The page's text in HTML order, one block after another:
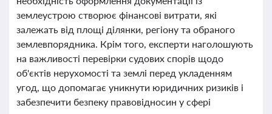
землеустрою створює фінансові витрати, які
залежать від площі ділянки, регіону та обраного
землевпорядника. Крім того, експерти наголошують
на важливості перевірки судових спорів щодо
об'єктів нерухомості та землі перед укладенням
угод, що допомагає уникнути юридичних ризиків і
забезпечити безпеку правовідносин у сфері